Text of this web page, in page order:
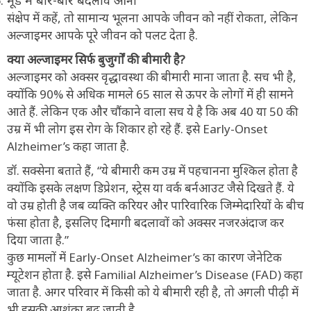
संक्षेप में कहें, तो सामान्य भूलना आपके जीवन को नहीं रोकता, लेकिन
अल्जाइमर आपके पूरे जीवन को पलट देता है.
क्या अल्जाइमर सिर्फ बुजुर्गों की बीमारी है?
अल्जाइमर को अक्सर वृद्धावस्था की बीमारी माना जाता है. सच भी है,
क्योंकि 90% से अधिक मामले 65 साल से ऊपर के लोगों में ही सामने
आते हैं. लेकिन एक और चौंकाने वाला सच ये है कि अब 40 या 50 की
उम्र में भी लोग इस रोग के शिकार हो रहे हैं. इसे Early-Onset
Alzheimer’s कहा जाता है.
डॉ. सक्सेना बताते हैं, “ये बीमारी कम उम्र में पहचानना मुश्किल होता है
क्योंकि इसके लक्षण डिप्रेशन, स्ट्रेस या वर्क बर्नआउट जैसे दिखते हैं. ये
वो उम्र होती है जब व्यक्ति करियर और पारिवारिक जिम्मेदारियों के बीच
फंसा होता है, इसलिए दिमागी बदलावों को अक्सर नजरअंदाज कर
दिया जाता है.”
कुछ मामलों में Early-Onset Alzheimer’s का कारण जेनेटिक
म्यूटेशन होता है. इसे Familial Alzheimer’s Disease (FAD) कहा
जाता है. अगर परिवार में किसी को ये बीमारी रही है, तो अगली पीढ़ी में